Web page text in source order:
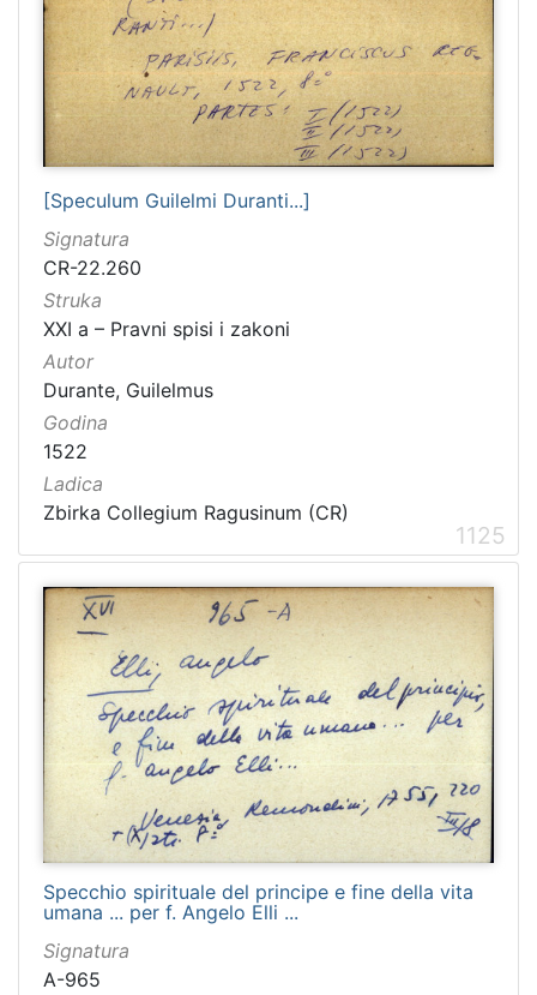
[Speculum Guilelmi Duranti...]
Signatura
CR-22.260
Struka
XXI a – Pravni spisi i zakoni
Autor
Durante, Guilelmus
Godina
1522
Ladica
Zbirka Collegium Ragusinum (CR)
1125
Specchio spirituale del principe e fine della vita
umana ... per f. Angelo Elli ...
Signatura
A-965